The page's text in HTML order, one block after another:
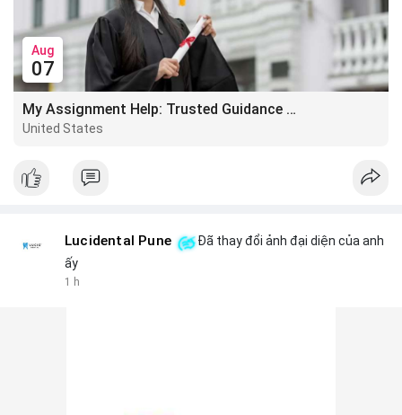
Aug
07
My Assignment Help: Trusted Guidance for Academic Excellence
United States
Lucidental Pune
Đã thay đổi ảnh đại diện của anh
ấy
1 h